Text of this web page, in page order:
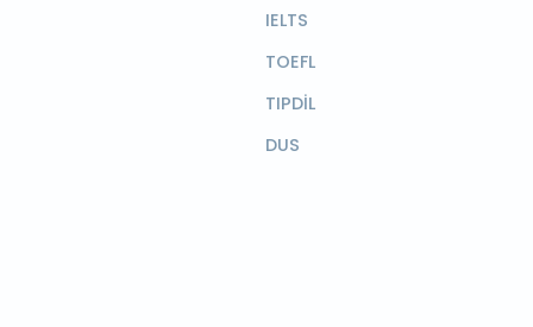
IELTS
TOEFL
TIPDİL
DUS